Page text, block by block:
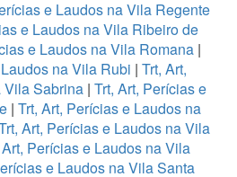
e Laudos na Vila Regente
e Laudos na Vila Ribeiro de
e Laudos na Vila Romana |
na Vila Rubi | Trt, Art,
Vila Sabrina| Trt, Art, Perícias e
| Trt, Art, Perícias e Laudos na
Art, Perícias e Laudos na Vila
Perícias e Laudos na Vila
e Laudos na Vila Santa